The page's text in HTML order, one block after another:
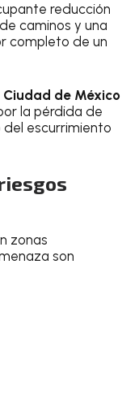
reducción
caminos y una
completo de un
Ciudad de México
la pérdida de
escurrimiento
zonas
son